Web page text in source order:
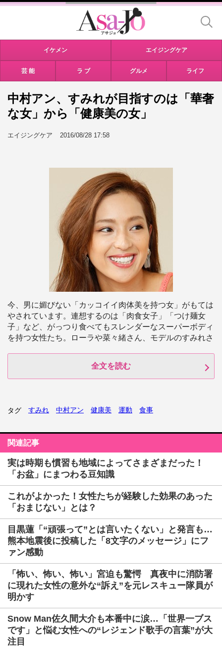
イケメン エイジングケア
芸 能 ラ ブ グルメ ライフ
中村アン、すみれが目指すのは「華奢
な女」から「健康美の女」
エイジングケア 2016/08/28 17:58
今、男に媚びない「カッコイイ肉体美を持つ女」がもては
やされています。連想するのは「肉食女子」「つけ麺女
子」など、がっつり食べてもスレンダーなスーパーボディ
を持つ女性たち。ローラや菜々緒さん、モデルのすみれさ
全文を読む
タグ すみれ 中村アン 健康美 運動 食事
関連記事
実は時期も慣習も地域によってさまざまだった！
「お盆」にまつわる豆知識
これがよかった！女性たちが経験した効果のあった
「おまじない」とは？
目黒蓮「“頑張って”とは言いたくない」と発言も…
熊本地震後に投稿した「8文字のメッセージ」にフ
ァン感動
「怖い、怖い、怖い」宮迫も驚愕 真夜中に消防署
に現れた女性の意外な“訴え”を元レスキュー隊員が
明かす
Snow Man佐久間大介も本番中に涙…「世界一ブス
です」と悩む女性への“レジェンド歌手の言葉”が大
注目